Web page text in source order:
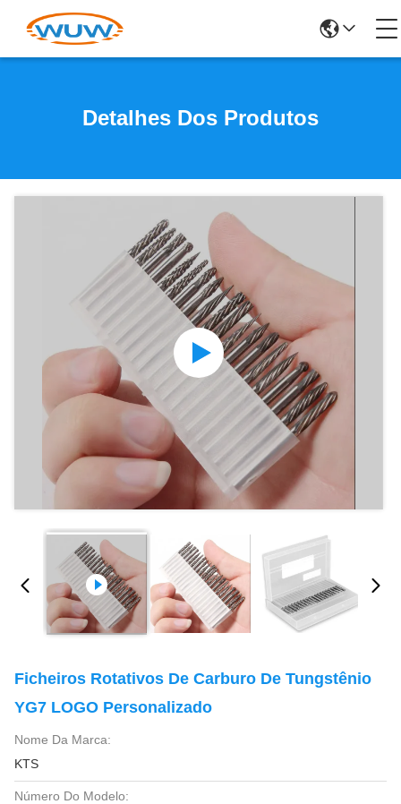
Detalhes Dos Produtos
Ficheiros Rotativos De Carburo De Tungstênio
YG7 LOGO Personalizado
Nome Da Marca:
KTS
Número Do Modelo: